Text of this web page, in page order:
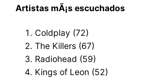
Artistas mÃ¡s escuchados
Coldplay (72)
The Killers (67)
Radiohead (59)
Kings of Leon (52)